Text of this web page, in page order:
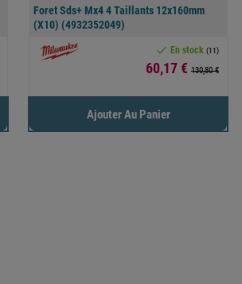
Foret Sds+ Mx4 4 Taillants 12x160mm
(x10) (4932352049)
 En stock (11)
Prix
60,17 € 130,80 €
Ajouter Au Panier